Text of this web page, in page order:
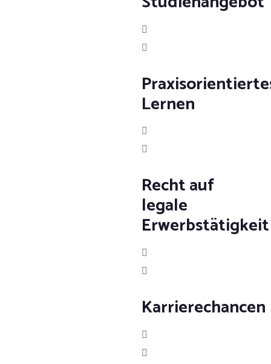
Lernen
Recht auf
legale
Erwerbstätigkeit
Karrierechancen